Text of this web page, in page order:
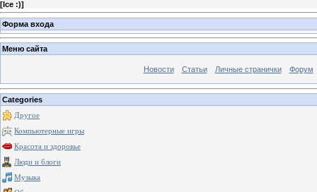
[Ice :)]
Форма входа
Меню сайта
Новости Статьи Личные странички Форум
Categories
Другое
Компьютерные игры
Красота и здоровье
Люди и блоги
Музыка